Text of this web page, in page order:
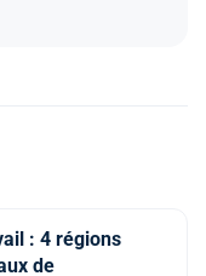
: 4 régions
de